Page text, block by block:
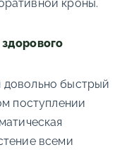
кроны.
быстрый
поступлении
всеми